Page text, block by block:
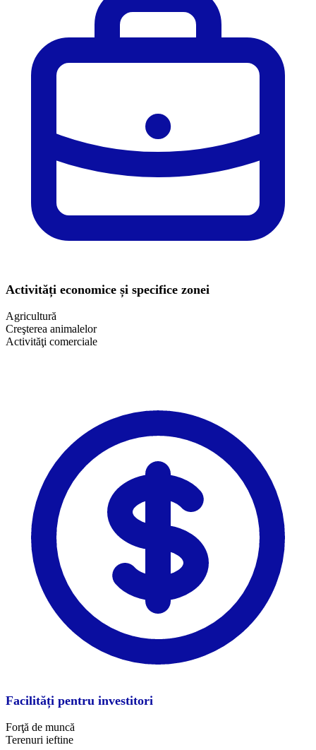
Activități economice și specifice zonei
Agricultură
Creşterea animalelor
Activităţi comerciale
Facilități pentru investitori
Forţă de muncă
Terenuri ieftine